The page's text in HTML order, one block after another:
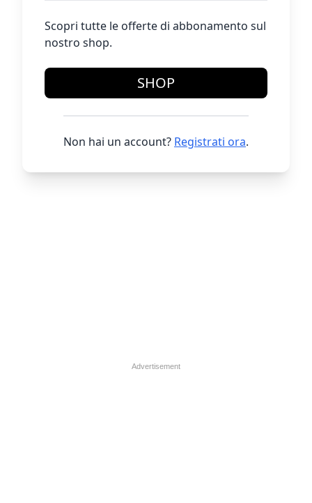
Scopri tutte le offerte di abbonamento sul
nostro shop.
SHOP
Non hai un account? Registrati ora.